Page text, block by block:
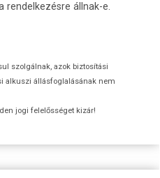
rendelkezésre állnak-e.
szolgálnak, azok biztosítási
alkuszi állásfoglalásának nem
jogi felelősséget kizár!